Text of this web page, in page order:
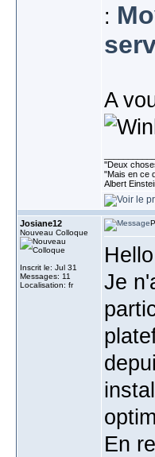
:
A
''Deux
"Mais en ce
Albert
Josiane12
Nouveau Colloque
Inscrit le: Jul 31
Messages: 11
Localisation: fr
Hello
Je
En